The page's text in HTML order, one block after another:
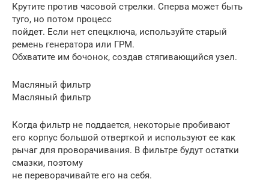
Крутите против часовой стрелки. Сперва может быть
туго, но потом процесс
пойдет. Если нет спецключа, используйте старый
ремень генератора или ГРМ.
Обхватите им бочонок, создав стягивающийся узел.
Масляный фильтр
Масляный фильтр
Когда фильтр не поддается, некоторые пробивают
его корпус большой отверткой и используют ее как
рычаг для проворачивания. В фильтре будут остатки
смазки, поэтому
не переворачивайте его на себя.